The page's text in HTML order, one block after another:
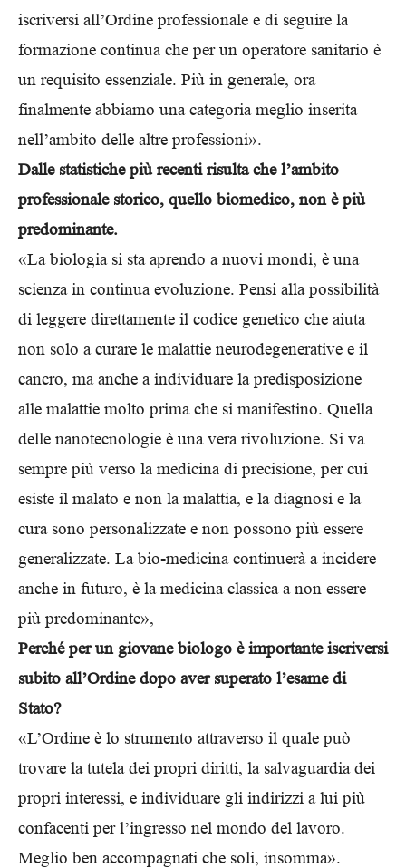
iscriversi all’Ordine professionale e di seguire la
formazione continua che per un operatore sanitario è
un requisito essenziale. Più in generale, ora
finalmente abbiamo una categoria meglio inserita
nell’ambito delle altre professioni».
Dalle statistiche più recenti risulta che l’ambito
professionale storico, quello biomedico, non è più
predominante.
«La biologia si sta aprendo a nuovi mondi, è una
scienza in continua evoluzione. Pensi alla possibilità
di leggere direttamente il codice genetico che aiuta
non solo a curare le malattie neurodegenerative e il
cancro, ma anche a individuare la predisposizione
alle malattie molto prima che si manifestino. Quella
delle nanotecnologie è una vera rivoluzione. Si va
sempre più verso la medicina di precisione, per cui
esiste il malato e non la malattia, e la diagnosi e la
cura sono personalizzate e non possono più essere
generalizzate. La bio-medicina continuerà a incidere
anche in futuro, è la medicina classica a non essere
più predominante»,
Perché per un giovane biologo è importante iscriversi
subito all’Ordine dopo aver superato l’esame di
Stato?
«L’Ordine è lo strumento attraverso il quale può
trovare la tutela dei propri diritti, la salvaguardia dei
propri interessi, e individuare gli indirizzi a lui più
confacenti per l’ingresso nel mondo del lavoro.
Meglio ben accompagnati che soli, insomma».